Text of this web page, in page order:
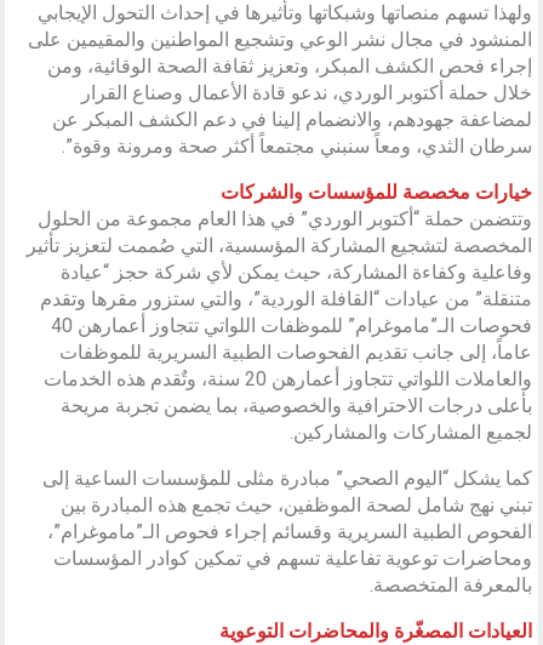
ولهذا تسهم منصاتها وشبكاتها وتأثيرها في إحداث التحول الإيجابي
المنشود في مجال نشر الوعي وتشجيع المواطنين والمقيمين على
إجراء فحص الكشف المبكر، وتعزيز ثقافة الصحة الوقائية، ومن
خلال حملة أكتوبر الوردي، ندعو قادة الأعمال وصناع القرار
لمضاعفة جهودهم، والانضمام إلينا في دعم الكشف المبكر عن
سرطان الثدي، ومعاً سنبني مجتمعاً أكثر صحة ومرونة وقوة”.
خيارات مخصصة للمؤسسات والشركات
وتتضمن حملة “أكتوبر الوردي” في هذا العام مجموعة من الحلول
المخصصة لتشجيع المشاركة المؤسسية، التي صُممت لتعزيز تأثير
وفاعلية وكفاءة المشاركة، حيث يمكن لأي شركة حجز “عيادة
متنقلة” من عيادات “القافلة الوردية”، والتي ستزور مقرها وتقدم
فحوصات الـ”ماموغرام” للموظفات اللواتي تتجاوز أعمارهن 40
عاماً، إلى جانب تقديم الفحوصات الطبية السريرية للموظفات
والعاملات اللواتي تتجاوز أعمارهن 20 سنة، وتٌقدم هذه الخدمات
بأعلى درجات الاحترافية والخصوصية، بما يضمن تجربة مريحة
لجميع المشاركات والمشاركين.
كما يشكل “اليوم الصحي” مبادرة مثلى للمؤسسات الساعية إلى
تبني نهج شامل لصحة الموظفين، حيث تجمع هذه المبادرة بين
الفحوص الطبية السريرية وقسائم إجراء فحوص الـ”ماموغرام”،
ومحاضرات توعوية تفاعلية تسهم في تمكين كوادر المؤسسات
بالمعرفة المتخصصة.
العيادات المصغّرة والمحاضرات التوعوية